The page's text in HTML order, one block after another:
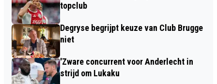
topclub
Degryse begrijpt keuze van Club Brugge
niet
'Zware concurrent voor Anderlecht in
strijd om Lukaku